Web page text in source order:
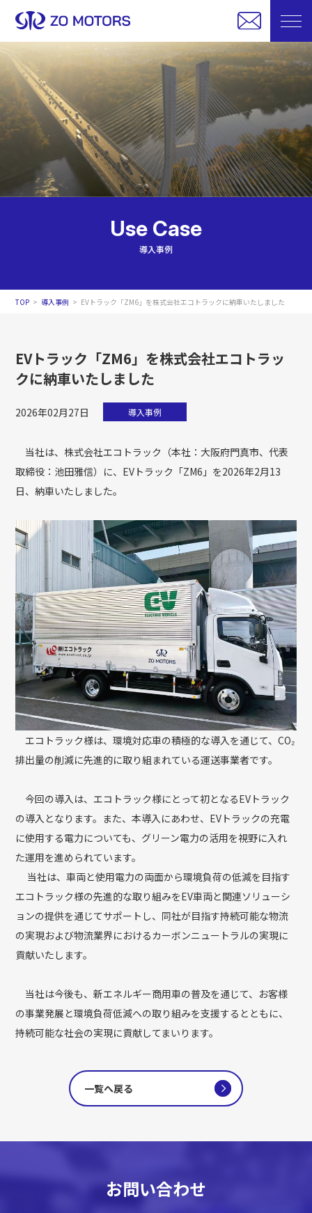
Use Case
導入事例
TOP 導入事例 EVトラック「ZM6」を株式会社エコトラックに納車いたしました
EVトラック「ZM6」を株式会社エコトラッ
クに納車いたしました
2026年02月27日 導入事例
当社は、株式会社エコトラック（本社：大阪府門真市、代表
取締役：池田雅信）に、EVトラック「ZM6」を2026年2月13
日、納車いたしました。
エコトラック様は、環境対応車の積極的な導入を通じて、CO₂
排出量の削減に先進的に取り組まれている運送事業者です。
今回の導入は、エコトラック様にとって初となるEVトラック
の導入となります。また、本導入にあわせ、EVトラックの充電
に使用する電力についても、グリーン電力の活用を視野に入れ
た運用を進められています。
当社は、車両と使用電力の両面から環境負荷の低減を目指す
エコトラック様の先進的な取り組みをEV車両と関連ソリューシ
ョンの提供を通じてサポートし、同社が目指す持続可能な物流
の実現および物流業界におけるカーボンニュートラルの実現に
貢献いたします。
当社は今後も、新エネルギー商用車の普及を通じて、お客様
の事業発展と環境負荷低減への取り組みを支援するとともに、
持続可能な社会の実現に貢献してまいります。
一覧へ戻る
お問い合わせ